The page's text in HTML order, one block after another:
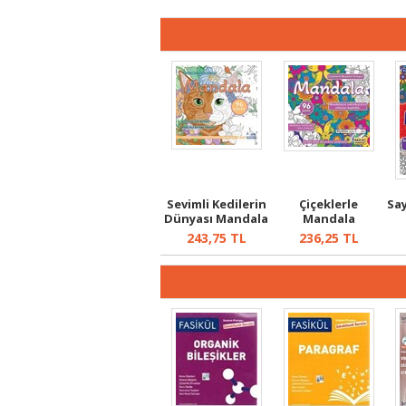
Sevimli Kedilerin
Dünyası Mandala
243,75 TL
Çiçeklerle
Mandala
236,25 TL